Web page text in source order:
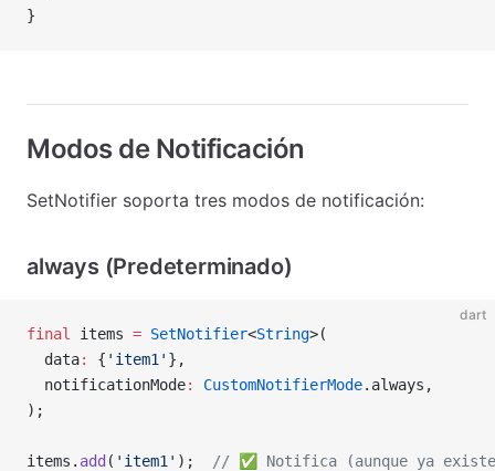
}
Modos de Notificación
SetNotifier soporta tres modos de notificación:
always (Predeterminado)
dart
final items = SetNotifier<String>(
  data
: { 'item1' },
  notificationMode
: CustomNotifierMode.always,
);
items. add ( 'item1' );
// ✅ Notifica (aunque ya